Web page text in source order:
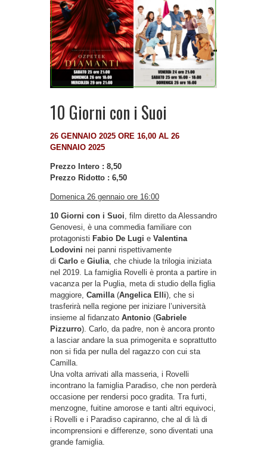
10 Giorni con i Suoi
26 GENNAIO 2025 ORE 16,00 AL 26
GENNAIO 2025
Prezzo Intero : 8,50
Prezzo Ridotto : 6,50
Domenica 26 gennaio ore 16:00
10 Giorni con i Suoi, film diretto da Alessandro
Genovesi, è una commedia familiare con
protagonisti Fabio De Lugi e Valentina
Lodovini nei panni rispettivamente
di Carlo e Giulia, che chiude la trilogia iniziata
nel 2019. La famiglia Rovelli è pronta a partire in
vacanza per la Puglia, meta di studio della figlia
maggiore, Camilla(Angelica Elli), che si
trasferirà nella regione per iniziare l’università
insieme al fidanzato Antonio (Gabriele
Pizzurro). Carlo, da padre, non è ancora pronto
a lasciar andare la sua primogenita e soprattutto
non si fida per nulla del ragazzo con cui sta
Camilla.
Una volta arrivati alla masseria, i Rovelli
incontrano la famiglia Paradiso, che non perderà
occasione per rendersi poco gradita. Tra furti,
menzogne, fuitine amorose e tanti altri equivoci,
i Rovelli e i Paradiso capiranno, che al di là di
incomprensioni e differenze, sono diventati una
grande famiglia.